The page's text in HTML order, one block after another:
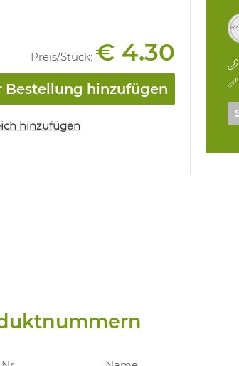
Preis/Stück: € 4.30
Bestellung hinzufügen
hinzufügen